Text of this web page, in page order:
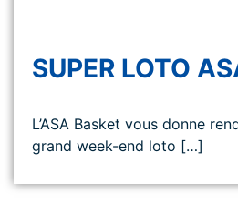
SUPER LOTO
L’ASA Basket vous donne
grand week-end loto […]